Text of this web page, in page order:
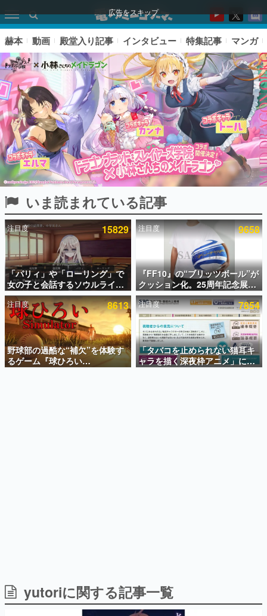
広告をスキップ
ピックアップ
電ファミのいま読まれている記事ランキング
アプリセール情報
インタビュー
連載・特集一覧
殿堂入り記事
SNS拡散数が数千以上！ ページビュー数万以上！ などな
ど。多くの人々に読まれた、電ファミ渾身の“殿堂入り”記
事をまとめました。
日本のモバイルゲーム史における主要なトピック・タイト
ルを網羅するほか、開発者へのインタビューや識者による
解説を掲載。約20年の歴史が一望できる決定版！
赫本 動画 殿堂入り記事 インタビュー 特集記事 マンガ
いま読まれている記事
注目度 15829
「パリィ」や「ローリング」で
女の子と会話するソウルライク
恋愛ゲーム『小早川さんはソウ
ルライク』無料公開。返事に失
敗すると「YOU DIED」
注目度 9658
『FF10』の“ブリッツボール”が
クッション化。25周年記念展
「FINAL FANTASY X
MUSEUM-幻光の記憶-」のグッ
ズ情報が一部公開
注目度 8613
野球部の過酷な“補欠”を体験す
るゲーム『球ひろい
Simulator』が「1件」のウィッ
注目度 7854
「タバコを止められない猫耳キ
ャラを描く深夜枠アニメ」に視
聴者の一部から批判意見。違法